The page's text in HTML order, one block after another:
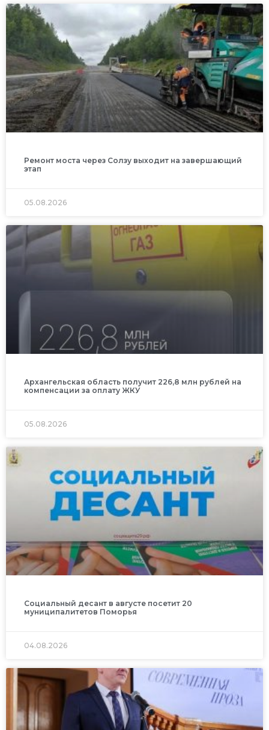
Ремонт моста через Солзу выходит на завершающий
этап
05.08.2026
Архангельская область получит 226,8 млн рублей на
компенсации за оплату ЖКУ
05.08.2026
Социальный десант в августе посетит 20
муниципалитетов Поморья
04.08.2026